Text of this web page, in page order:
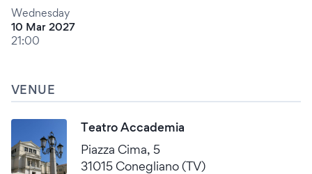
Wednesday
10 Mar 2027
21:00
VENUE
Teatro Accademia
Piazza Cima, 5
31015 Conegliano (TV)